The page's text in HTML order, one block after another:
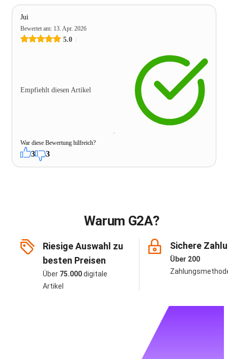
Jui
Bewertet am: 13. Apr. 2026
5.0
Empfiehlt diesen Artikel
War diese Bewertung hilfreich?
3 3
Warum G2A?
Riesige Auswahl zu
besten Preisen
Über 75.000digitale
Artikel
Sichere
Über 200